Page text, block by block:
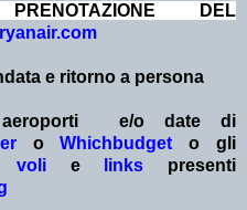
DEL
e ritorno a persona
aeroporti e/o date di
oWhichbudget o gli
voli e links presenti